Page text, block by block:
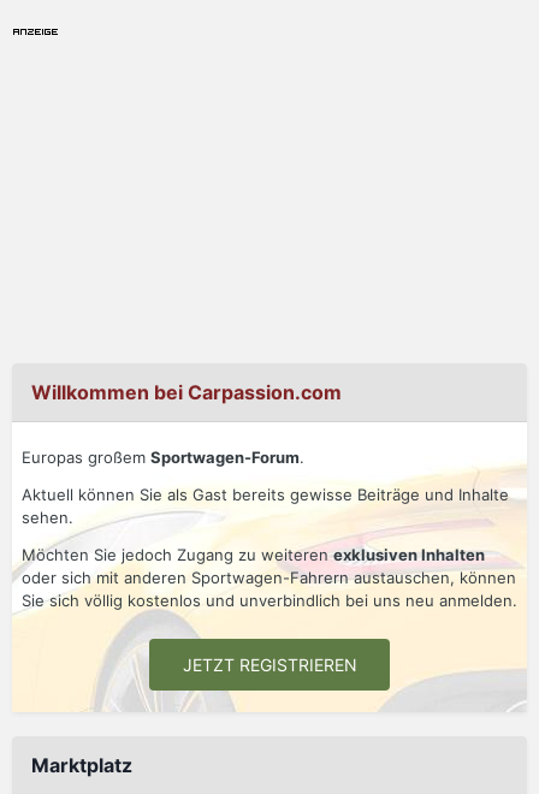
Willkommen bei Carpassion.com
Europas großem Sportwagen-Forum.
Aktuell können Sie als Gast bereits gewisse Beiträge und Inhalte
sehen.
Möchten Sie jedoch Zugang zu weiterenexklusiven Inhalten
oder sich mit anderen Sportwagen-Fahrern austauschen, können
Sie sich völlig kostenlos und unverbindlich bei uns neu anmelden.
JETZT REGISTRIEREN
Marktplatz